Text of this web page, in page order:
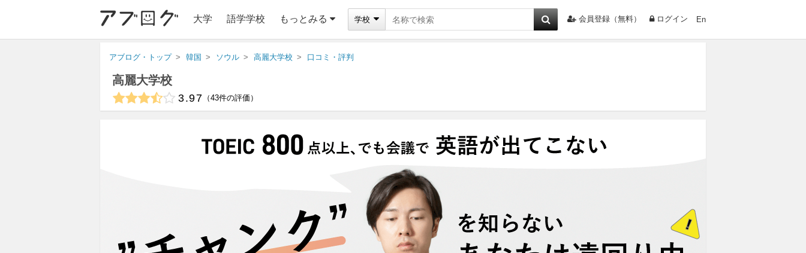
大学 語学学校 もっとみる 学校 会員登録（無料） ログイン En
アブログ・トップ 韓国 ソウル 高麗大学校 口コミ・評判
高麗大学校
3.97 43件の評価